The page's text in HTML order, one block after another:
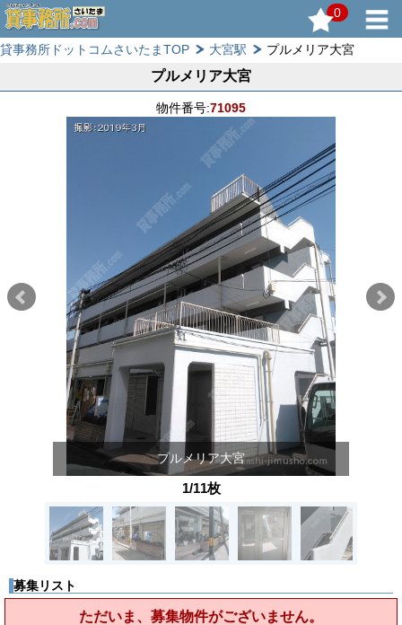
0
貸事務所ドットコムさいたまTOP 大宮駅 プルメリア大宮
プルメリア大宮
物件番号:71095
プルメリア大宮
1/11枚
募集リスト
ただいま、募集物件がございません。